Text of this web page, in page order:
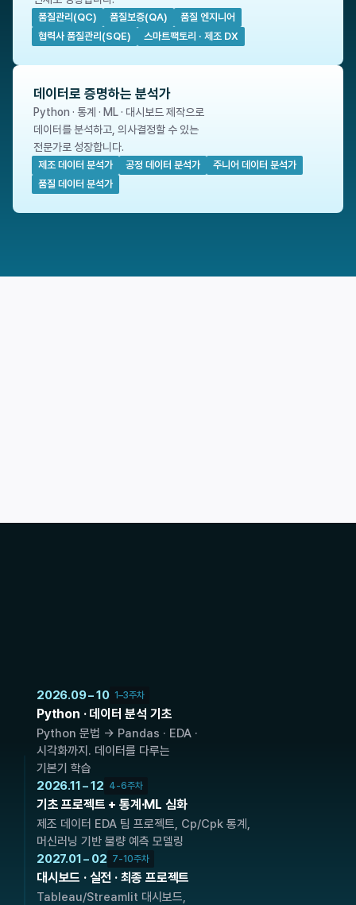
품질관리(QC) 품질보증(QA)
품질 엔지니어
협력사 품질관리(SQE)
스마트팩토리 · 제조 DX
데이터로 증명하는 분석가
Python · 통계 · ML · 대시보드 제작으로
데이터를 분석하고, 의사결정할 수 있는
전문가로 성장합니다.
제조 데이터 분석가 공정 데이터 분석가
주니어 데이터 분석가
품질 데이터 분석가
2026.09 – 10 1–3주차
Python · 데이터 분석 기초
Python 문법 → Pandas · EDA ·
시각화까지. 데이터를 다루는
기본기 학습
2026.11 – 12 4-6주차
기초 프로젝트 + 통계·ML 심화
제조 데이터 EDA 팀 프로젝트, Cp/Cpk 통계,
머신러닝 기반 불량 예측 모델링
2027.01 – 02 7-10주차
대시보드 · 실전 · 최종 프로젝트
Tableau/Streamlit 대시보드,